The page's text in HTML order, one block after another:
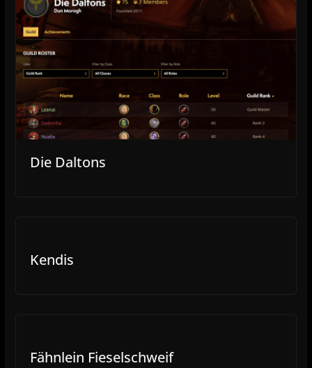
Die Daltons
Kendis
Fähnlein Fieselschweif